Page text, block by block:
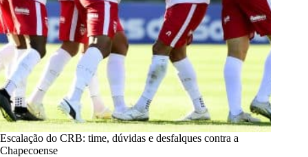
Escalação do CRB: time, dúvidas e desfalques contra a
Chapecoense